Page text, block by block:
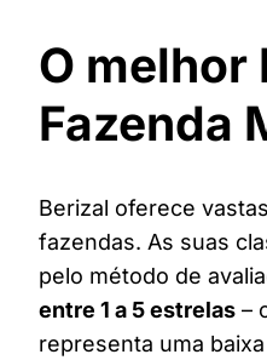
O melhor
Fazenda
Berizal oferece
fazendas. As suas
pelo método de
entre 1 a 5 estrelas –
representa uma